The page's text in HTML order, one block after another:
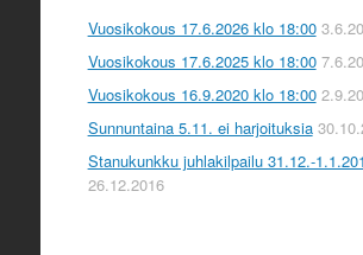
Vuosikokous 17.6.2026 klo 18:00
Vuosikokous 17.6.2025 klo 18:00
Vuosikokous 16.9.2020 klo 18:00
Sunnuntaina 5.11. ei harjoituksia
Stanukunkku juhlakilpailu 31.12.-
26.12.2016